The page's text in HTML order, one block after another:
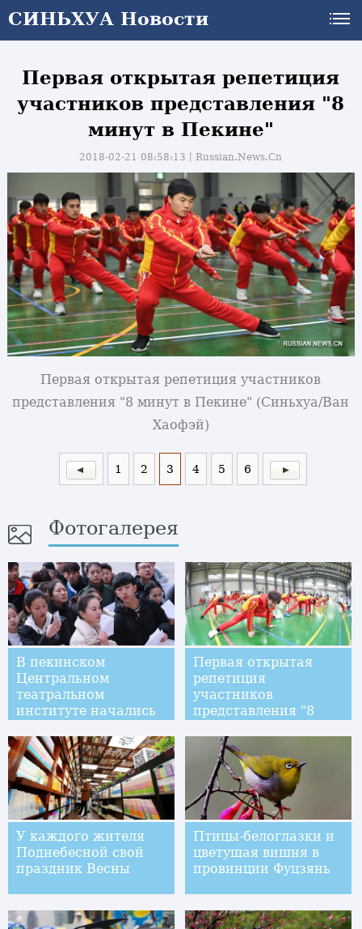
СИНЬХУА Новости
Первая открытая репетиция
участников представления "8
минут в Пекине"
2018-02-21 08:58:13丨Russian.News.Cn
Первая открытая репетиция участников
представления "8 минут в Пекине" (Синьхуа/Ван
Хаофэй)
1 2 3 4 5 6
Фотогалерея
В пекинском
Центральном
театральном
институте начались
экзамены
Первая открытая
репетиция
участников
представления "8
У каждого жителя
Поднебесной свой
праздник Весны
Птицы-белоглазки и
цветущая вишня в
провинции Фуцзянь